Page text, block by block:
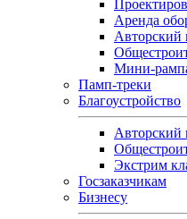
Аренда
Авторский
Мини-
Памп‑треки
Благоустройство
Авторский
Экстрим
Госзаказчикам
Бизнесу